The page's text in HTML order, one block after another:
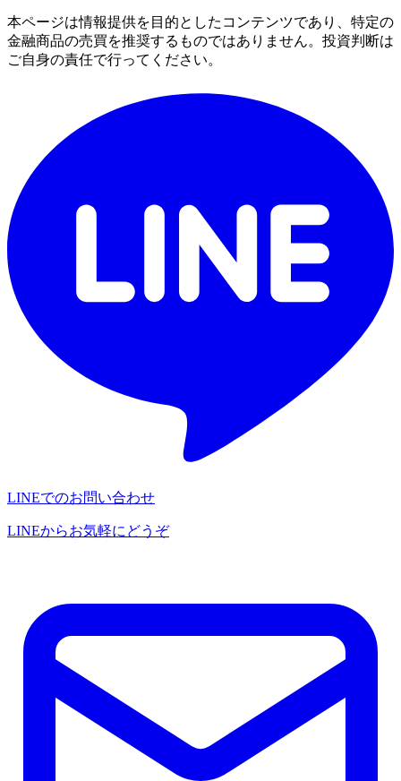
本ページは情報提供を目的としたコンテンツであり、特定の
金融商品の売買を推奨するものではありません。投資判断は
ご自身の責任で行ってください。
LINEでのお問い合わせ
LINEからお気軽にどうぞ